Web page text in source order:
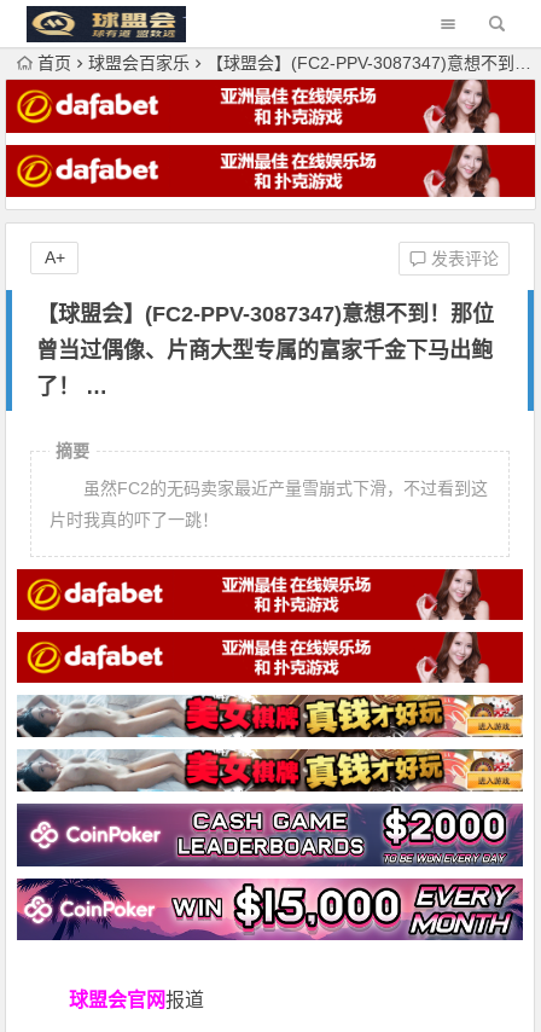
首页 球盟会百家乐 【球盟会】(FC2-PPV-3087347)意想不到！那位曾当过偶像、片商大型专属的富家千金下马出鲍了！ …
【球盟会】(FC2-PPV-3087347)意想不到！那位
曾当过偶像、片商大型专属的富家千金下马出鲍
了！ …
发表评论
A+
摘要
虽然FC2的无码卖家最近产量雪崩式下滑，不过看到这
片时我真的吓了一跳！
球盟会官网报道